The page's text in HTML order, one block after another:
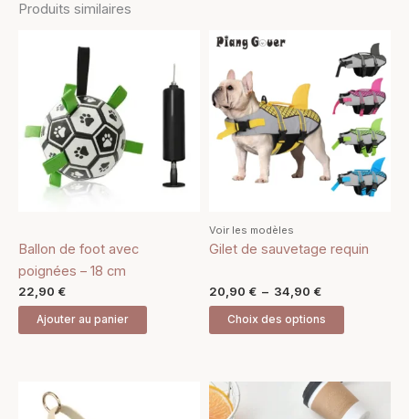
Produits similaires
Ballon de foot avec
poignées – 18 cm
22,90 €
Ajouter au panier
Voir les modèles
Gilet de sauvetage requin
20,90 € – 34,90 €
prix :
34,90 €
Choix des options
produit
plusieurs
variations.
Les
options
peuvent
sur
page